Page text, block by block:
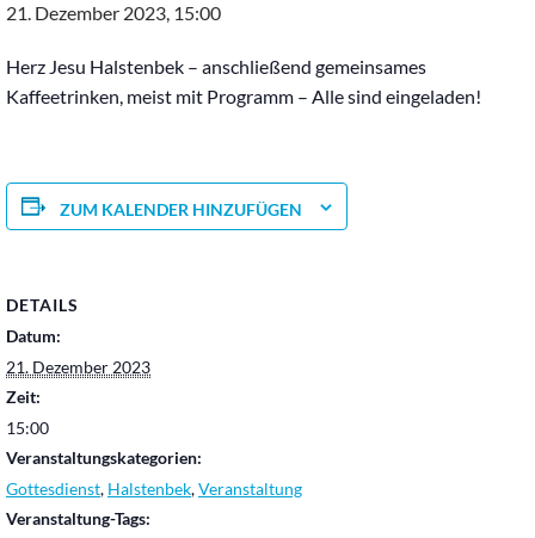
21. Dezember 2023, 15:00
Herz Jesu Halstenbek – anschließend gemeinsames
Kaffeetrinken, meist mit Programm – Alle sind eingeladen!
ZUM KALENDER HINZUFÜGEN
DETAILS
Datum:
21. Dezember 2023
Zeit:
15:00
Veranstaltungskategorien:
Gottesdienst, Halstenbek,Veranstaltung
Veranstaltung-Tags: